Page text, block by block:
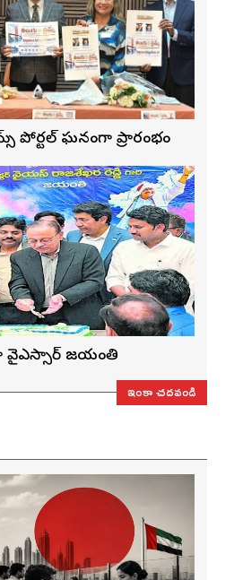
పోర్టల్ ఘనంగా ప్రారంభం
జయంతి
ఇంకా చదవండి